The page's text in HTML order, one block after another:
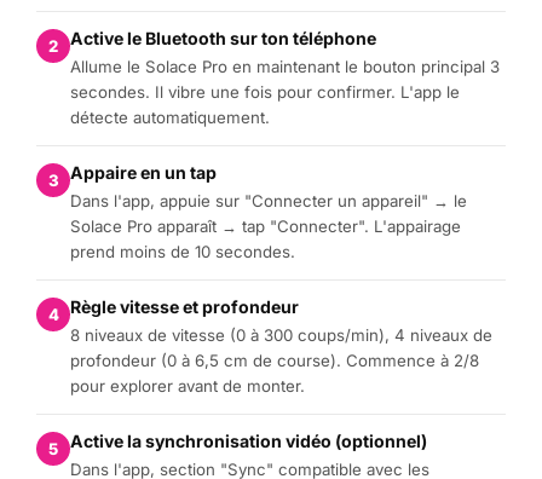
2 Active le Bluetooth sur ton téléphone
Allume le Solace Pro en maintenant le bouton principal 3
secondes. Il vibre une fois pour confirmer. L'app le
détecte automatiquement.
3 Appaire en un tap
Dans l'app, appuie sur "Connecter un appareil" → le
Solace Pro apparaît → tap "Connecter". L'appairage
prend moins de 10 secondes.
4 Règle vitesse et profondeur
8 niveaux de vitesse (0 à 300 coups/min), 4 niveaux de
profondeur (0 à 6,5 cm de course). Commence à 2/8
pour explorer avant de monter.
5 Active la synchronisation vidéo (optionnel)
Dans l'app, section "Sync" compatible avec les